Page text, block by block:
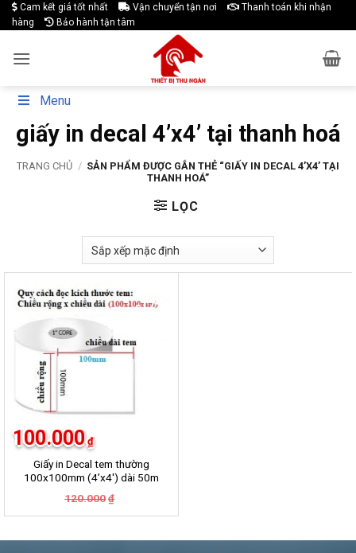
Skip
to
Cam kết giá tốt nhất Vận chuyển tận nơi
Thanh toán khi nhận
hàng
Bảo hành tận tâm
Menu
giấy in decal 4’x4’ tại thanh hoá
TRANG CHỦ / SẢN PHẨM ĐƯỢC GẮN THẺ “GIẤY IN DECAL 4’X4’ TẠI
THANH HOÁ”
LỌC
-17%
Giấy in Decal tem thường
100x100mm (4’x4′) dài 50m
120.000 ₫
là:
100.000 ₫
tại
100.000₫.